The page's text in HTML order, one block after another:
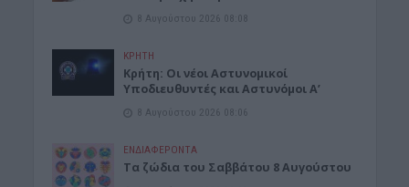
8 Αυγούστου 2026 08:08
ΚΡΗΤΗ
Κρήτη: Οι νέοι Αστυνομικοί
Υποδιευθυντές και Αστυνόμοι Α’
8 Αυγούστου 2026 08:06
ΕΝΔΙΑΦΕΡΟΝΤΑ
Tα ζώδια του Σαββάτου 8 Αυγούστου